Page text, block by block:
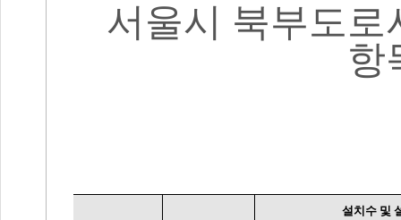
서울시 북부도로
항
설치수 및